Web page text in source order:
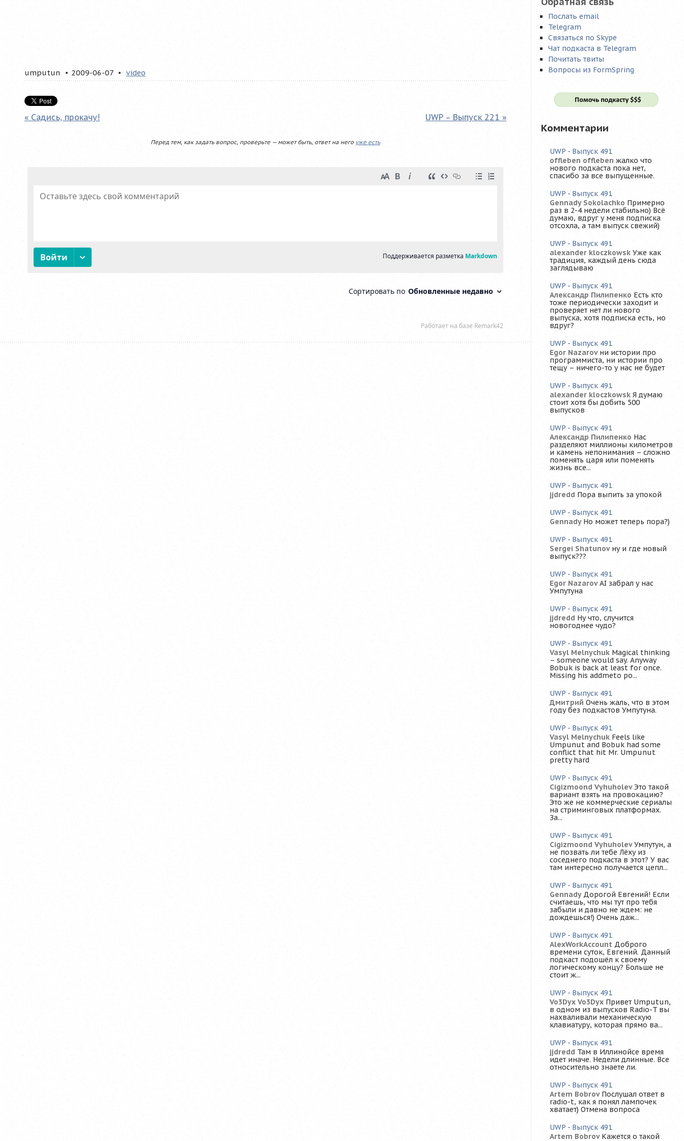
umputun 2009-06-07 video
« Садись, прокачу! UWP – Выпуск 221 »
Перед тем, как задать вопрос, проверьте — может быть, ответ на него уже есть
Послать email
Telegram
Связаться по Skype
Чат подкаста в Telegram
Почитать твиты
Вопросы из FormSpring
Комментарии
UWP - Выпуск 491
offleben offleben жалко что
нового подкаста пока нет,
спасибо за все выпущенные.
UWP - Выпуск 491
Gennady Sokolachko Примерно
раз в 2-4 недели стабильно) Всё
думаю, вдруг у меня подписка
отсохла, а там выпуск свежий)
UWP - Выпуск 491
alexander kloczkowsk Уже как
традиция, каждый день сюда
заглядываю
UWP - Выпуск 491
Александр Пилипенко Есть кто
тоже периодически заходит и
проверяет нет ли нового
выпуска, хотя подписка есть, но
вдруг?
UWP - Выпуск 491
Egor Nazarov ни истории про
программиста, ни истории про
тещу – ничего-то у нас не будет
UWP - Выпуск 491
alexander kloczkowsk Я думаю
стоит хотя бы добить 500
выпусков
UWP - Выпуск 491
Александр Пилипенко Нас
разделяют миллионы километров
и камень непонимания – сложно
поменять царя или поменять
жизнь все...
UWP - Выпуск 491
jjdredd Пора выпить за упокой
UWP - Выпуск 491
Gennady Но может теперь пора?)
UWP - Выпуск 491
Sergei Shatunov ну и где новый
выпуск???
UWP - Выпуск 491
Egor Nazarov AI забрал у нас
Умпутуна
UWP - Выпуск 491
jjdredd Ну что, случится
новогоднее чудо?
UWP - Выпуск 491
Vasyl Melnychuk Magical thinking
– someone would say. Anyway
Bobuk is back at least for once.
Missing his addmeto po...
UWP - Выпуск 491
Дмитрий Очень жаль, что в этом
году без подкастов Умпутуна.
UWP - Выпуск 491
Vasyl Melnychuk Feels like
Umpunut and Bobuk had some
conflict that hit Mr. Umpunut
pretty hard
UWP - Выпуск 491
Cigizmoond Vyhuholev Это такой
вариант взять на провокацию?
Это же не коммерческие сериалы
на стриминговых платформах.
За...
UWP - Выпуск 491
Cigizmoond Vyhuholev Умпутун, а
не позвать ли тебе Лёху из
соседнего подкаста в этот? У вас
там интересно получается цепл...
UWP - Выпуск 491
Gennady Дорогой Евгений! Если
считаешь, что мы тут про тебя
забыли и давно не ждем: не
дождешься!) Очень даж...
UWP - Выпуск 491
AlexWorkAccount Доброго
времени суток, Евгений. Данный
подкаст подошёл к своему
логическому концу? Больше не
стоит ж...
UWP - Выпуск 491
Vo3Dyx Vo3Dyx Привет Umputun,
в одном из выпусков Radio-T вы
нахваливали механическую
клавиатуру, которая прямо ва...
UWP - Выпуск 491
jjdredd Там в Иллинойсе время
идет иначе. Недели длинные. Все
относительно знаете ли.
UWP - Выпуск 491
Artem Bobrov Послушал ответ в
radio-t, как я понял лампочек
хватает) Отмена вопроса
UWP - Выпуск 491
Artem Bobrov Кажется о такой